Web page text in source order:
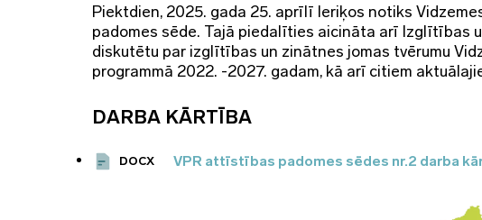
Piektdien, 2025. gada 25. aprīlī Ieriķos notiks
padomes sēde. Tajā piedalīties aicināta arī Izglītības
diskutētu par izglītības un zinātnes jomas tvērumu
programmā 2022. -2027. gadam, kā arī citiem
DARBA KĀRTĪBA
DOCX VPR attīstības padomes sēdes nr.2 darba